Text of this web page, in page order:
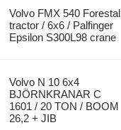
Volvo FMX 540 Forestal
tractor / 6x6 / Palfinger
Epsilon S300L98 crane
Volvo N 10 6x4
BJÖRNKRANAR C
1601 / 20 TON / BOOM
26,2 + JIB